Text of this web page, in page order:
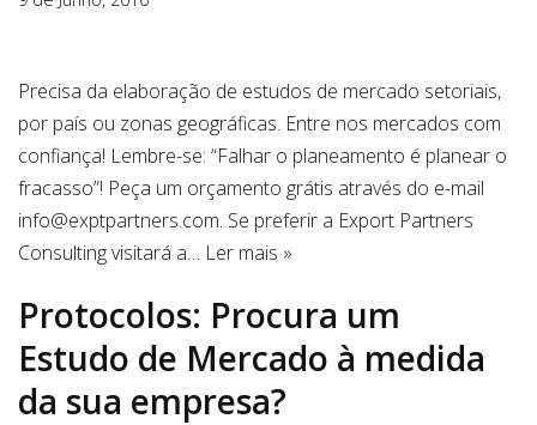
Precisa da elaboração de estudos de mercado setoriais,
por país ou zonas geográficas. Entre nos mercados com
confiança! Lembre-se: “Falhar o planeamento é planear o
fracasso”! Peça um orçamento grátis através do e-mail
info@exptpartners.com. Se preferir a Export Partners
Consulting visitará a… Ler mais »
Protocolos: Procura um
Estudo de Mercado à medida
da sua empresa?